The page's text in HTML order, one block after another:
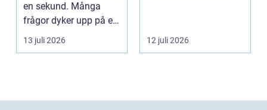
en sekund. Många
frågor dyker upp på en
gång: Vad händer nu...
13 juli 2026 12 juli 2026